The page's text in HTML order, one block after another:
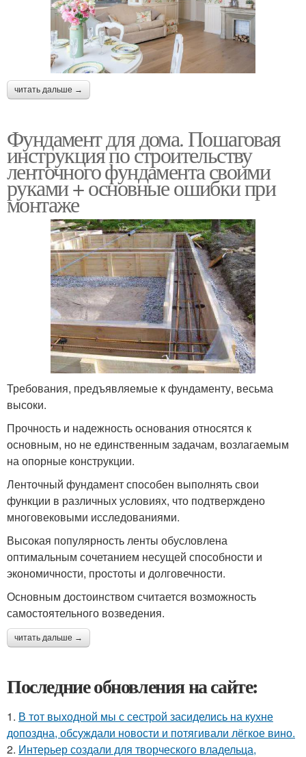
читать дальше →
Фундамент для дома. Пошаговая
инструкция по строительству
ленточного фундамента своими
руками + основные ошибки при
монтаже
Требования, предъявляемые к фундаменту, весьма
высоки.
Прочность и надежность основания относятся к
основным, но не единственным задачам, возлагаемым
на опорные конструкции.
Ленточный фундамент способен выполнять свои
функции в различных условиях, что подтверждено
многовековыми исследованиями.
Высокая популярность ленты обусловлена
оптимальным сочетанием несущей способности и
экономичности, простоты и долговечности.
Основным достоинством считается возможность
самостоятельного возведения.
читать дальше →
Последние обновления на сайте:
1. В тот выходной мы с сестрой засиделись на кухне
допоздна, обсуждали новости и потягивали лёгкое вино.
2. Интерьер создали для творческого владельца,